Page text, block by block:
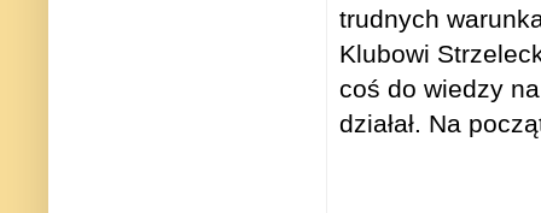
trudnych
Klubowi
coś do wiedzy
działał. Na